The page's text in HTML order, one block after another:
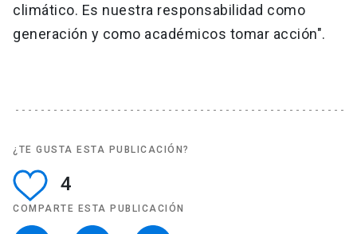
climático. Es nuestra responsabilidad como
generación y como académicos tomar acción".
¿TE GUSTA ESTA PUBLICACIÓN?
4
COMPARTE ESTA PUBLICACIÓN